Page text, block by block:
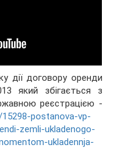
дії договору оренди
який збігається з
реєстрацією -
postanova-vp-
zemli-ukladenogo-
ukladennja-